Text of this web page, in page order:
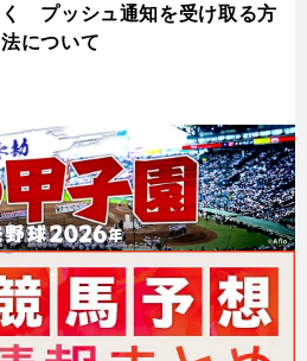
く プッシュ通知を受け取る方
法について